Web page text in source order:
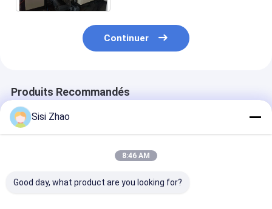
Continuer
Produits Recommandés
Sisi Zhao
8:46 AM
Good day, what product are you looking for?